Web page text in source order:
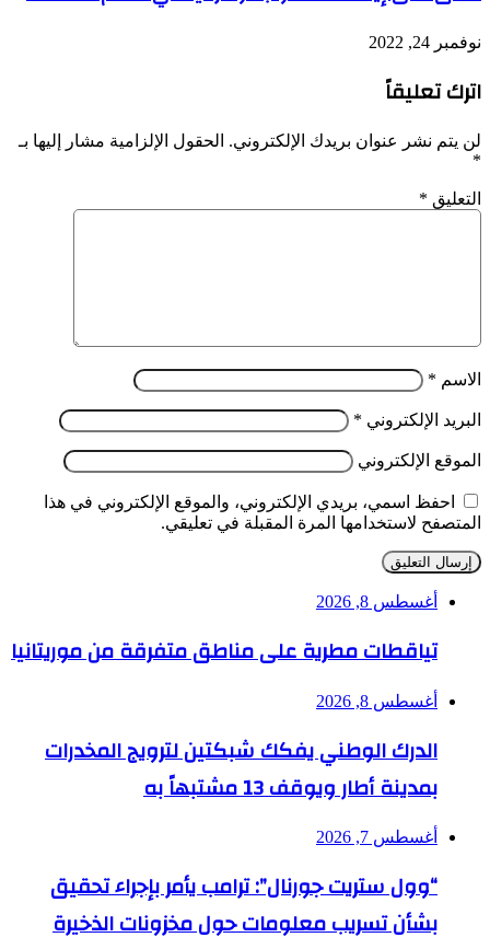
نوفمبر 24, 2022
اترك تعليقاً
لن يتم نشر عنوان بريدك الإلكتروني. الحقول الإلزامية مشار إليها بـ
*
التعليق *
الاسم *
البريد الإلكتروني *
الموقع الإلكتروني
احفظ اسمي، بريدي الإلكتروني، والموقع الإلكتروني في هذا
المتصفح لاستخدامها المرة المقبلة في تعليقي.
أغسطس 8, 2026
تياقطات مطرية على مناطق متفرقة من موريتانيا
أغسطس 8, 2026
الدرك الوطني يفكك شبكتين لترويج المخدرات
بمدينة أطار ويوقف 13 مشتبهاً به
أغسطس 7, 2026
“وول ستريت جورنال”: ترامب يأمر بإجراء تحقيق
بشأن تسريب معلومات حول مخزونات الذخيرة